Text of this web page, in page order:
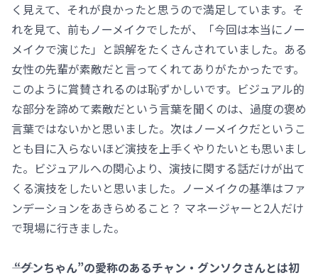
く見えて、それが良かったと思うので満足しています。そ
れを見て、前もノーメイクでしたが、「今回は本当にノー
メイクで演じた」と誤解をたくさんされていました。ある
女性の先輩が素敵だと言ってくれてありがたかったです。
このように賞賛されるのは恥ずかしいです。ビジュアル的
な部分を諦めて素敵だという言葉を聞くのは、過度の褒め
言葉ではないかと思いました。次はノーメイクだというこ
とも目に入らないほど演技を上手くやりたいとも思いまし
た。ビジュアルへの関心より、演技に関する話だけが出て
くる演技をしたいと思いました。ノーメイクの基準はファ
ンデーションをあきらめること？ マネージャーと2人だけ
で現場に行きました。
―― “グンちゃん”の愛称のあるチャン・グンソクさんとは初